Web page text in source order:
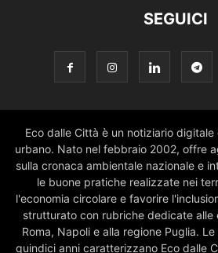
SEGUICI
Eco dalle Città è un notiziario
urbano. Nato nel febbraio 2002, offre
sulla cronaca ambientale nazionale e
le buone pratiche realizzate nei
l'economia circolare e favorire
strutturato con rubriche dedicate alle
Roma, Napoli e alla regione Puglia.
quindici anni caratterizzano Eco dalle